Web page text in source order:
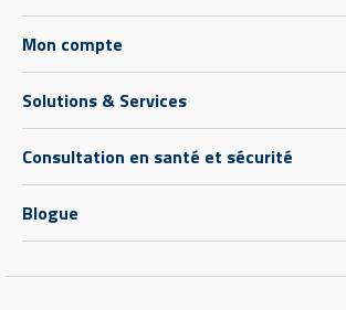
Mon compte
Solutions & Services
Consultation en santé et sécurité
Blogue